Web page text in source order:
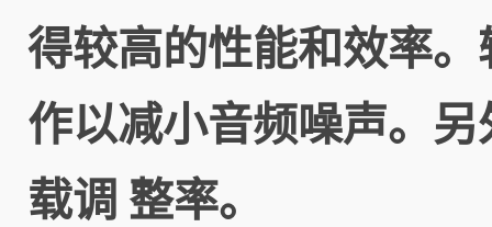
得较高的性能和效率
作以减小音频噪声。
载调 整率。